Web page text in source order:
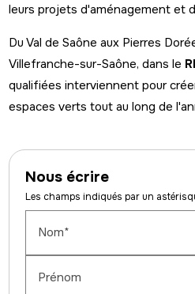
leurs projets d'aménagement et
Du Val de Saône aux Pierres
Villefranche-sur-Saône, dans le
qualifiées interviennent pour
espaces verts tout au long de
Nous écrire
Les champs indiqués par un
Nom*
Prénom